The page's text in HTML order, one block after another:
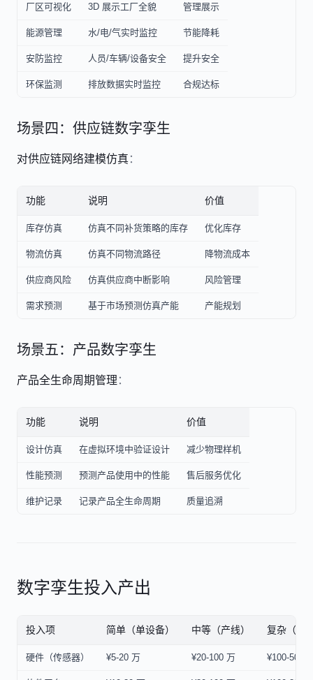
厂区可视化 3D 展示工厂全貌 管理展示
能源管理 水/电/气实时监控 节能降耗
安防监控 人员/车辆/设备安全 提升安全
环保监测 排放数据实时监控 合规达标
场景四：供应链数字孪生
对供应链网络建模仿真：
功能 说明 价值
库存仿真 仿真不同补货策略的库存 优化库存
物流仿真 仿真不同物流路径 降物流成本
供应商风险 仿真供应商中断影响 风险管理
需求预测 基于市场预测仿真产能 产能规划
场景五：产品数字孪生
产品全生命周期管理 ：
功能 说明 价值
设计仿真 在虚拟环境中验证设计 减少物理样机
性能预测 预测产品使用中的性能 售后服务优化
维护记录 记录产品全生命周期 质量追溯
数字孪生投入产出
投入项 简单（单设备） 中等（产线） 复杂（工
硬件（传感器） ¥5-20 万 ¥20-100 万 ¥100-500